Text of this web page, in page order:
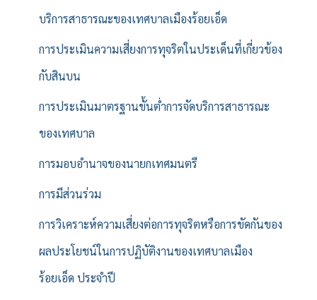
บริการสาธารณะของเทศบาลเมืองร้อยเอ็ด
การประเมินความเสี่ยงการทุจริตในประเด็นที่เกี่ยวข้อง
กับสินบน
การประเมินมาตรฐานขั้นต่ำการจัดบริการสาธารณะ
ของเทศบาล
การมอบอำนาจของนายกเทศมนตรี
การมีส่วนร่วม
การวิเคราะห์ความเสี่ยงต่อการทุจริตหรือการขัดกันของ
ผลประโยชน์ในการปฏิบัติงานของเทศบาลเมือง
ร้อยเอ็ด ประจำปี